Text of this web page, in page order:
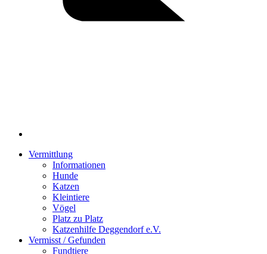
Vermittlung
Informationen
Hunde
Katzen
Kleintiere
Vögel
Platz zu Platz
Katzenhilfe Deggendorf e.V.
Vermisst / Gefunden
Fundtiere